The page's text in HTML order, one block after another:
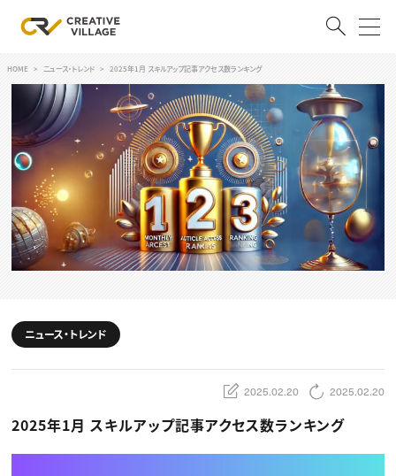
ログイン 会員登録
RECRUIT
クリエイター求人を探す
CREATIVE JOB求人検索
特集求人
採用説明会
スキルアップしたい！
デザイン
編集・ライティング
マーケティング
業界解説・キャリア事情
TOP Creator’s コラム
Webクリエイター
アプリクリエイター
映像クリエイター
セミナー
HOME ニュース・トレンド 2025年1月 スキルアップ記事アクセス数ランキング
ニュース・トレンド
2025.02.20 2025.02.20
2025年1月 スキルアップ記事アクセス数ランキング